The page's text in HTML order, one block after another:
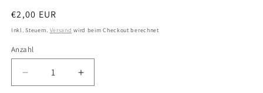
Normaler
Preis
€2,00 EUR
Inkl. Steuern. Versand wird beim Checkout berechnet
Anzahl
Anzahl
Verringere
die
Erhöhe
die